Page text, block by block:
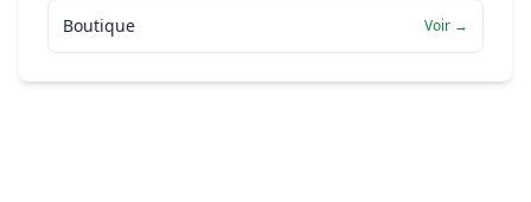
Boutique Voir →